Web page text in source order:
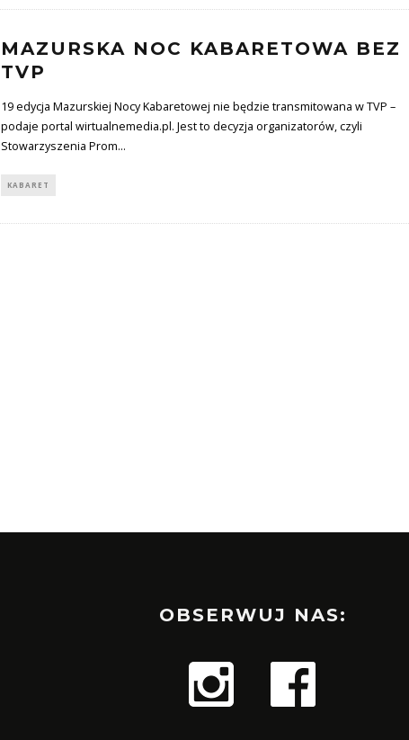
MAZURSKA NOC KABARETOWA BEZ
TVP
19 edycja Mazurskiej Nocy Kabaretowej nie będzie transmitowana w TVP –
podaje portal wirtualnemedia.pl. Jest to decyzja organizatorów, czyli
Stowarzyszenia Prom...
KABARET
OBSERWUJ NAS: